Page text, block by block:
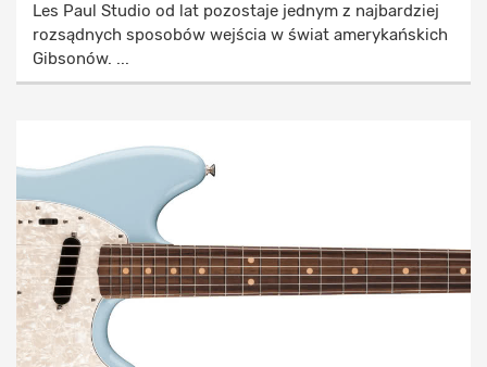
Les Paul Studio od lat pozostaje jednym z najbardziej
rozsądnych sposobów wejścia w świat amerykańskich
Gibsonów. ...